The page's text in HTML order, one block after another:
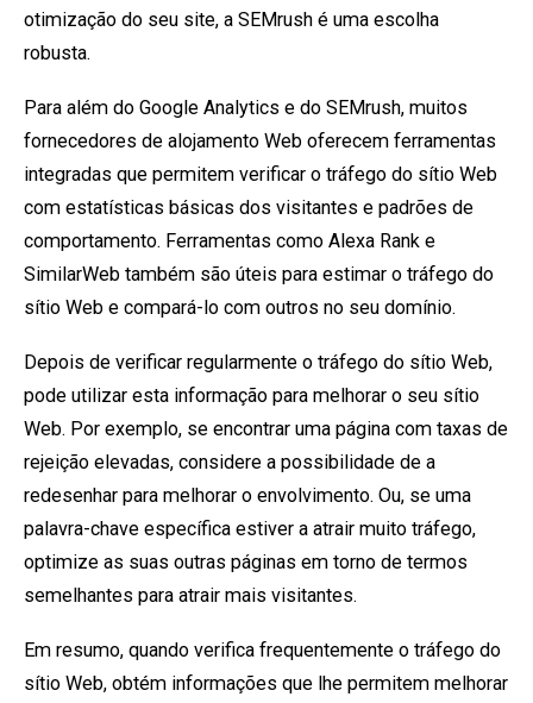
otimização do seu site, a SEMrush é uma escolha
robusta.
Para além do Google Analytics e do SEMrush, muitos
fornecedores de alojamento Web oferecem ferramentas
integradas que permitem verificar o tráfego do sítio Web
com estatísticas básicas dos visitantes e padrões de
comportamento. Ferramentas como Alexa Rank e
SimilarWeb também são úteis para estimar o tráfego do
sítio Web e compará-lo com outros no seu domínio.
Depois de verificar regularmente o tráfego do sítio Web,
pode utilizar esta informação para melhorar o seu sítio
Web. Por exemplo, se encontrar uma página com taxas de
rejeição elevadas, considere a possibilidade de a
redesenhar para melhorar o envolvimento. Ou, se uma
palavra-chave específica estiver a atrair muito tráfego,
optimize as suas outras páginas em torno de termos
semelhantes para atrair mais visitantes.
Em resumo, quando verifica frequentemente o tráfego do
sítio Web, obtém informações que lhe permitem melhorar